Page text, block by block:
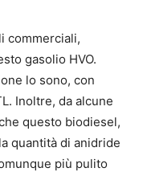
commerciali,
gasolio HVO.
lo sono, con
Inoltre, da alcune
questo biodiesel,
quantità di anidride
più pulito